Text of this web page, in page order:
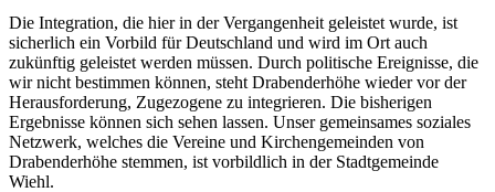
Die Integration, die hier in der Vergangenheit geleistet wurde, ist
sicherlich ein Vorbild für Deutschland und wird im Ort auch
zukünftig geleistet werden müssen. Durch politische Ereignisse, die
wir nicht bestimmen können, steht Drabenderhöhe wieder vor der
Herausforderung, Zugezogene zu integrieren. Die bisherigen
Ergebnisse können sich sehen lassen. Unser gemeinsames soziales
Netzwerk, welches die Vereine und Kirchengemeinden von
Drabenderhöhe stemmen, ist vorbildlich in der Stadtgemeinde
Wiehl.